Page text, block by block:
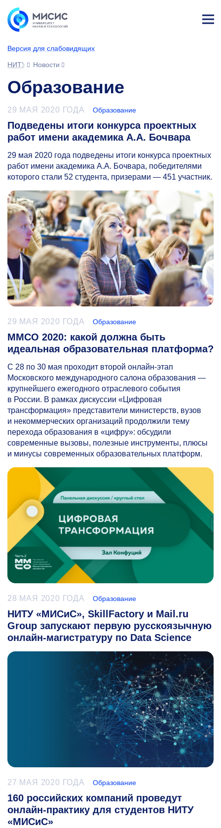
Версия для слабовидящих
НИТУ МИСИС
Новости
Образование
29 МАЯ 2020 ГОДА Образование
Подведены итоги конкурса проектных
работ имени академика А.А. Бочвара
29 мая 2020 года подведены итоги конкурса проектных
работ имени академика А.А. Бочвара, победителями
которого стали 52 студента, призерами — 451 участник.
29 МАЯ 2020 ГОДА Образование
ММСО 2020: какой должна быть
идеальная образовательная платформа?
С 28 по 30 мая проходит второй онлайн-этап
Московского международного салона образования —
крупнейшего ежегодного отраслевого события
в России. В рамках дискуссии «Цифровая
трансформация» представители министерств, вузов
и некоммерческих организаций продолжили тему
перехода образования в «цифру»: обсудили
современные вызовы, полезные инструменты, плюсы
и минусы современных образовательных платформ.
28 МАЯ 2020 ГОДА Образование
НИТУ «МИСиС», SkillFactory и Mail.ru
Group запускают первую русскоязычную
онлайн-магистратуру по Data Science
27 МАЯ 2020 ГОДА Образование
160 российских компаний проведут
онлайн-практику для студентов НИТУ
«МИСиС»